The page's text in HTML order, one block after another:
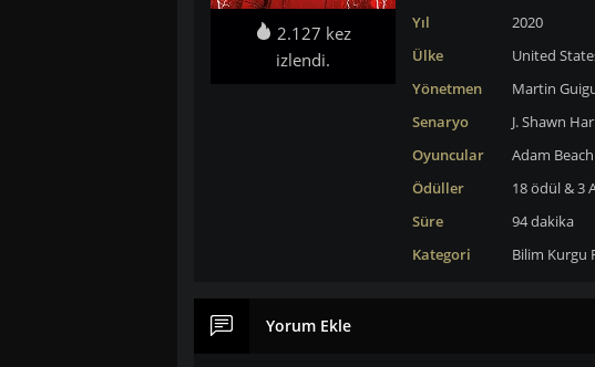
2.127 kez
izlendi.
Yıl
2020
Ülke
United
Yönetmen
Martin
Senaryo
J. Shawn
Oyuncular
Adam Beach
Ödüller
18 ödül & 3
Süre
94 dakika
Kategori
Bilim Kurgu
Yorum Ekle